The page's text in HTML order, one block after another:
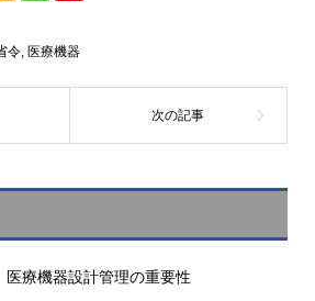
令, 医療機器
医療機器設計管理の重要性